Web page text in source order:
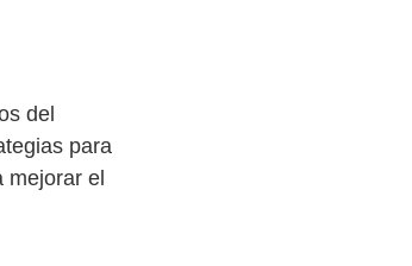
del
para
el